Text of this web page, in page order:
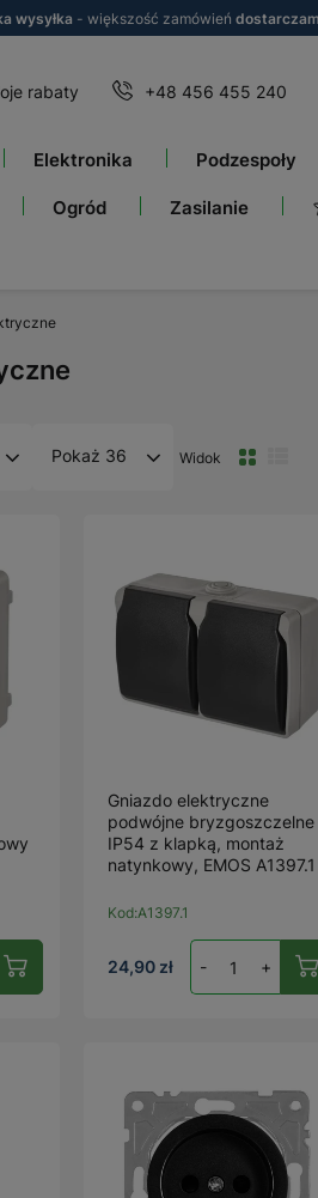
wysyłka - większość zamówień
rabaty +48 456 455 240
Elektronika Podzespoły
Ogród Zasilanie
Pokaż 36 Widok
Gniazdo elektryczne
podwójne bryzgoszczelne
IP54 z klapką, montaż
natynkowy, EMOS A1397.1
Kod:A1397.1
24,90 zł - +